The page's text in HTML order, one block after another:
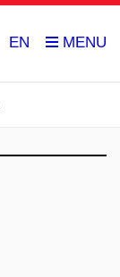
EN